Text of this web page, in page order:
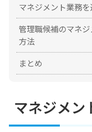
マネジメント業務
管理職候補のマネ
方法
まとめ
マネジメン